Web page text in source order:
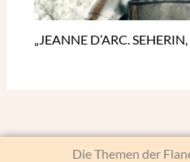
„JEANNE D’ARC.
Die Themen der
Die